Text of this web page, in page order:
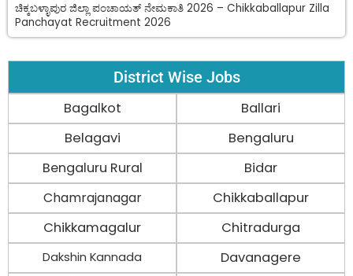
ಚಿಕ್ಕಬಳ್ಳಾಪುರ ಜಿಲ್ಲಾ ಪಂಚಾಯತ್ ನೇಮಕಾತಿ 2026 – Chikkaballapur Zilla
Panchayat Recruitment 2026
District Wise Jobs
Bagalkot
Ballari
Belagavi
Bengaluru
Bengaluru Rural
Bidar
Chamrajanagar
Chikkaballapur
Chikkamagalur
Chitradurga
Dakshin Kannada
Davanagere